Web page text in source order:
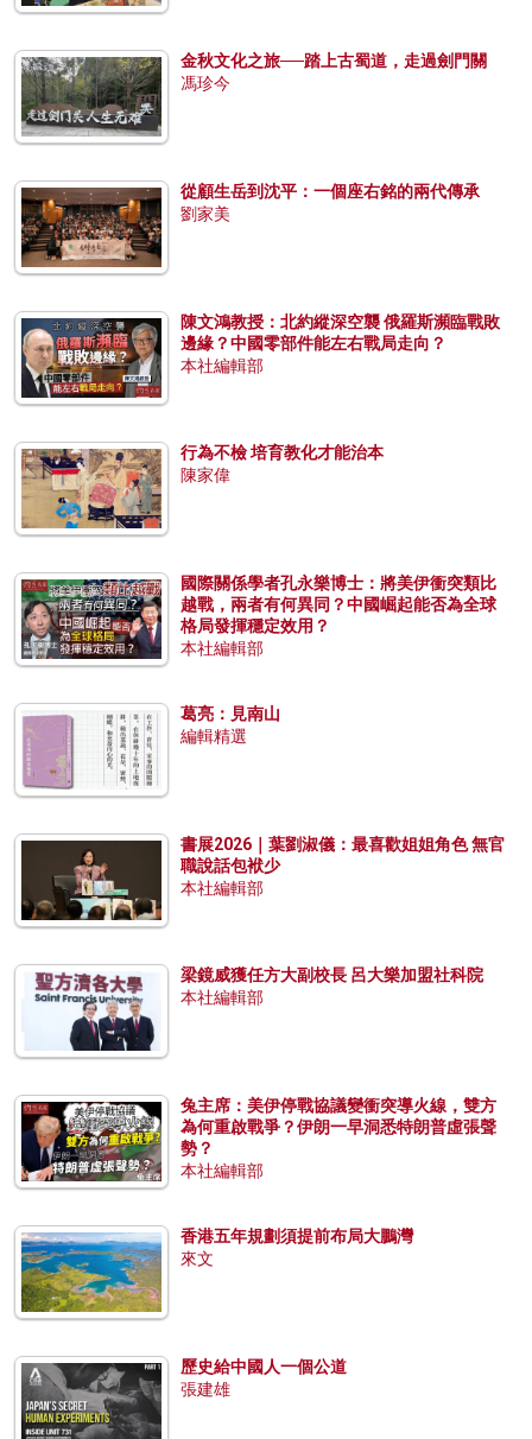
金秋文化之旅──踏上古蜀道，走過劍門關
馮珍今
從顧生岳到沈平：一個座右銘的兩代傳承
劉家美
陳文鴻教授：北約縱深空襲 俄羅斯瀕臨戰敗
邊緣？中國零部件能左右戰局走向？
本社編輯部
行為不檢 培育教化才能治本
陳家偉
國際關係學者孔永樂博士：將美伊衝突類比
越戰，兩者有何異同？中國崛起能否為全球
格局發揮穩定效用？
本社編輯部
葛亮：見南山
編輯精選
書展2026｜葉劉淑儀：最喜歡姐姐角色 無官
職說話包袱少
本社編輯部
梁鏡威獲任方大副校長 呂大樂加盟社科院
本社編輯部
兔主席：美伊停戰協議變衝突導火線，雙方
為何重啟戰爭？伊朗一早洞悉特朗普虛張聲
勢？
本社編輯部
香港五年規劃須提前布局大鵬灣
來文
歷史給中國人一個公道
張建雄